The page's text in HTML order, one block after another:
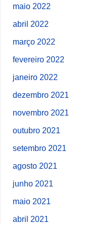
maio 2022
abril 2022
março 2022
fevereiro 2022
janeiro 2022
dezembro 2021
novembro 2021
outubro 2021
setembro 2021
agosto 2021
junho 2021
maio 2021
abril 2021